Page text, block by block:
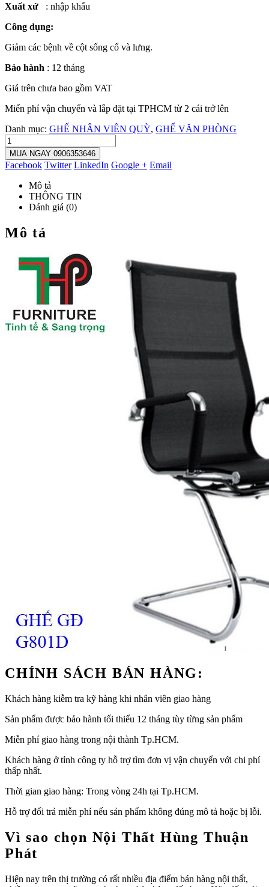
Xuất xứ : nhập khẩu
Công dụng:
Giảm các bệnh về cột sống cổ và lưng.
Bảo hành : 12 tháng
Giá trên chưa bao gồm VAT
Miển phí vận chuyển và lắp đặt tại TPHCM từ 2 cái trở lên
Danh mục: GHẾ NHÂN VIÊN QUỲ, GHẾ VĂN PHÒNG
MUA NGAY 0906353646
Facebook Twitter LinkedIn Google + Email
Mô tả
THÔNG TIN
Đánh giá (0)
Mô tả
CHÍNH SÁCH BÁN HÀNG:
Khách hàng kiễm tra kỹ hàng khi nhân viên giao hàng
Sản phẩm được bảo hành tối thiểu 12 tháng tùy từng sản phẩm
Miễn phí giao hàng trong nội thành Tp.HCM.
Khách hàng ở tỉnh công ty hỗ trợ tìm đơn vị vận chuyển với chi phí
thấp nhất.
Thời gian giao hàng: Trong vòng 24h tại Tp.HCM.
Hỗ trợ đổi trả miễn phí nếu sản phẩm không đúng mô tả hoặc bị lỗi.
Vì sao chọn Nội Thất Hùng Thuận
Phát
Hiện nay trên thị trường có rất nhiều địa điểm bán hàng nội thất,